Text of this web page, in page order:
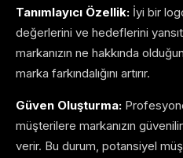
Tanımlayıcı Özellik: İyi bir
değerlerini ve hedeflerini
markanızın ne hakkında
marka farkındalığını artırır.
Güven Oluşturma:
müşterilere markanızın
verir. Bu durum, potansiyel